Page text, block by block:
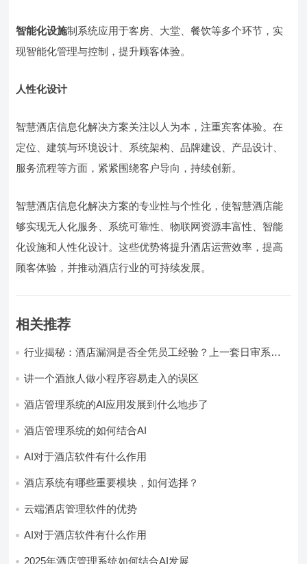
智能化设施制系统应用于客房、大堂、餐饮等多个环节，实
现智能化管理与控制，提升顾客体验。
人性化设计
智慧酒店信息化解决方案关注以人为本，注重宾客体验。在
定位、建筑与环境设计、系统架构、品牌建设、产品设计、
服务流程等方面，紧紧围绕客户导向，持续创新。
智慧酒店信息化解决方案的专业性与个性化，使智慧酒店能
够实现无人化服务、系统可靠性、物联网资源丰富性、智能
化设施和人性化设计。这些优势将提升酒店运营效率，提高
顾客体验，并推动酒店行业的可持续发展。
相关推荐
行业揭秘：酒店漏洞是否全凭员工经验？上一套日审系
讲一个酒旅人做小程序容易走入的误区
酒店管理系统的AI应用发展到什么地步了
酒店管理系统的如何结合AI
AI对于酒店软件有什么作用
酒店系统有哪些重要模块，如何选择？
云端酒店管理软件的优势
AI对于酒店软件有什么作用
2025年酒店管理系统如何结合AI发展